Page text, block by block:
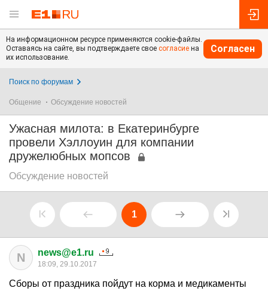
На информационном ресурсе применяются cookie-файлы.
Оставаясь на сайте, вы подтверждаете свое согласие на
их использование.
Согласен
Поиск по форумам
Общение Обсуждение новостей
Ужасная милота: в Екатеринбурге
провели Хэллоуин для компании
дружелюбных мопсов
Обсуждение новостей
1
N news@e1.ru
18:09, 29.10.2017
Сборы от праздника пойдут на корма и медикаменты